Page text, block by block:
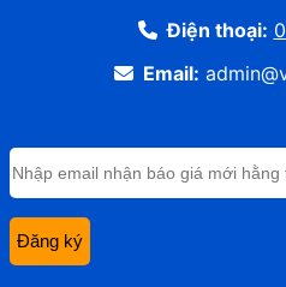
Điện thoại:
Email: